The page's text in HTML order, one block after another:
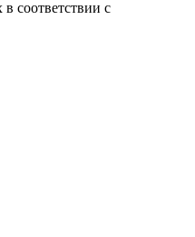
соответствии с